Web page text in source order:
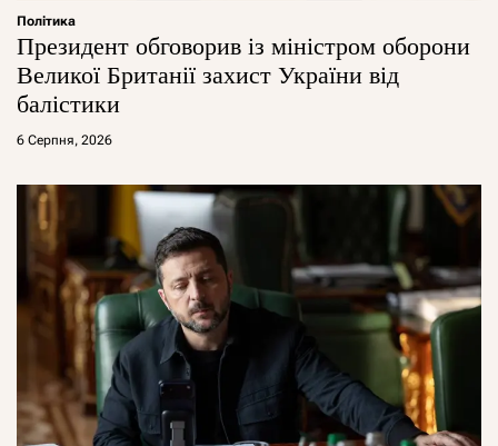
Політика
Президент обговорив із міністром оборони
Великої Британії захист України від
балістики
6 Серпня, 2026